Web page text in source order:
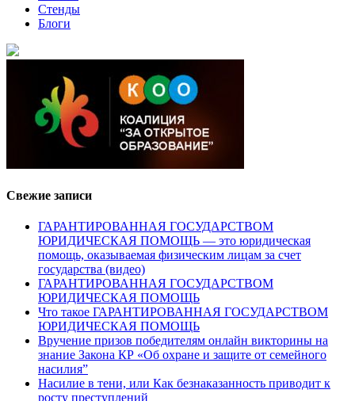
Стенды
Блоги
Свежие записи
ГАРАНТИРОВАННАЯ ГОСУДАРСТВОМ
ЮРИДИЧЕСКАЯ ПОМОЩЬ — это юридическая
помощь, оказываемая физическим лицам за счет
государства (видео)
ГАРАНТИРОВАННАЯ ГОСУДАРСТВОМ
ЮРИДИЧЕСКАЯ ПОМОЩЬ
Что такое ГАРАНТИРОВАННАЯ ГОСУДАРСТВОМ
ЮРИДИЧЕСКАЯ ПОМОЩЬ
Вручение призов победителям онлайн викторины на
знание Закона КР «Об охране и защите от семейного
насилия”
Насилие в тени, или Как безнаказанность приводит к
росту преступлений